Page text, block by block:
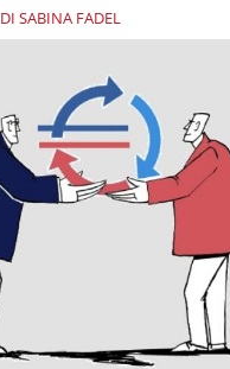
DI SABINA FADEL